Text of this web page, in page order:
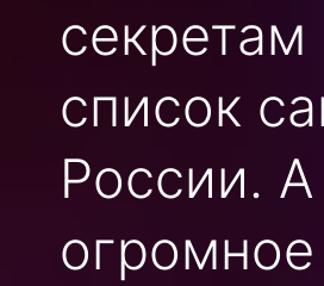
список
России.